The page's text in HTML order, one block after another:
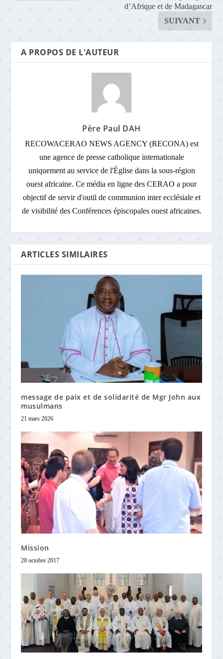
d’Afrique et de Madagascar
SUIVANT
A PROPOS DE L'AUTEUR
Père Paul DAH
RECOWACERAO NEWS AGENCY (RECONA) est
une agence de presse catholique internationale
uniquement au service de l'Église dans la sous-région
ouest africaine. Ce média en ligne des CERAO a pour
objectif de servir d'outil de communion inter ecclésiale et
de visibilité des Conférences épiscopales ouest africaines.
ARTICLES SIMILAIRES
message de paix et de solidarité de Mgr John aux
musulmans
21 mars 2026
Mission
28 octobre 2017